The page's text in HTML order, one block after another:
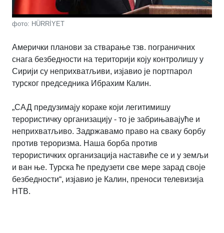
фото: HÜRRİYET
Амерички планови за стварање тзв. пограничних
снага безбедности на територији коју контролишу у
Сирији су неприхватљиви, изјавио је портпарол
турског председника Ибрахим Калин.
„САД предузимају кораке који легитимишу
терористичку организацију - то је забрињавајуће и
неприхватљиво. Задржавамо право на сваку борбу
против тероризма. Наша борба против
терористичких организација наставиће се и у земљи
и ван ње. Турска ће предузети све мере зарад своје
безбедности“, изјавио је Калин, преноси телевизија
НТВ.